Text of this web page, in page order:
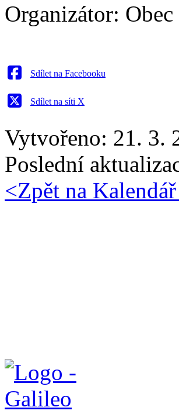
Organizátor:
Sdílet na Facebooku
Sdílet na síti X
Vytvořeno: 21. 3.
Poslední
<Zpět na